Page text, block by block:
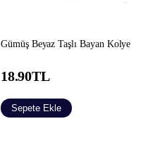
Gümüş Beyaz Taşlı Bayan Kolye
18.90TL
Sepete Ekle